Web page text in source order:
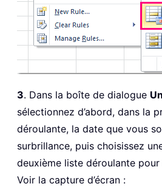
3. Dans la boîte de dialogue
sélectionnez d’abord, dans la
déroulante, la date que vous
surbrillance, puis choisissez
deuxième liste déroulante
Voir la capture d’écran :